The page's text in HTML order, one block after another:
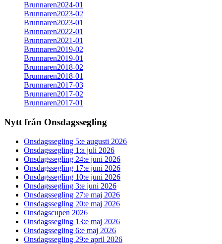
Brunnaren2024-01
Brunnaren2023-02
Brunnaren2023-01
Brunnaren2022-01
Brunnaren2021-01
Brunnaren2019-02
Brunnaren2019-01
Brunnaren2018-02
Brunnaren2018-01
Brunnaren2017-03
Brunnaren2017-02
Brunnaren2017-01
Nytt från Onsdagssegling
Onsdagssegling 5:e augusti 2026
Onsdagssegling 1:a juli 2026
Onsdagssegling 24:e juni 2026
Onsdagssegling 17:e juni 2026
Onsdagssegling 10:e juni 2026
Onsdagssegling 3:e juni 2026
Onsdagssegling 27:e maj 2026
Onsdagssegling 20:e maj 2026
Onsdagscupen 2026
Onsdagssegling 13:e maj 2026
Onsdagssegling 6:e maj 2026
Onsdagssegling 29:e april 2026